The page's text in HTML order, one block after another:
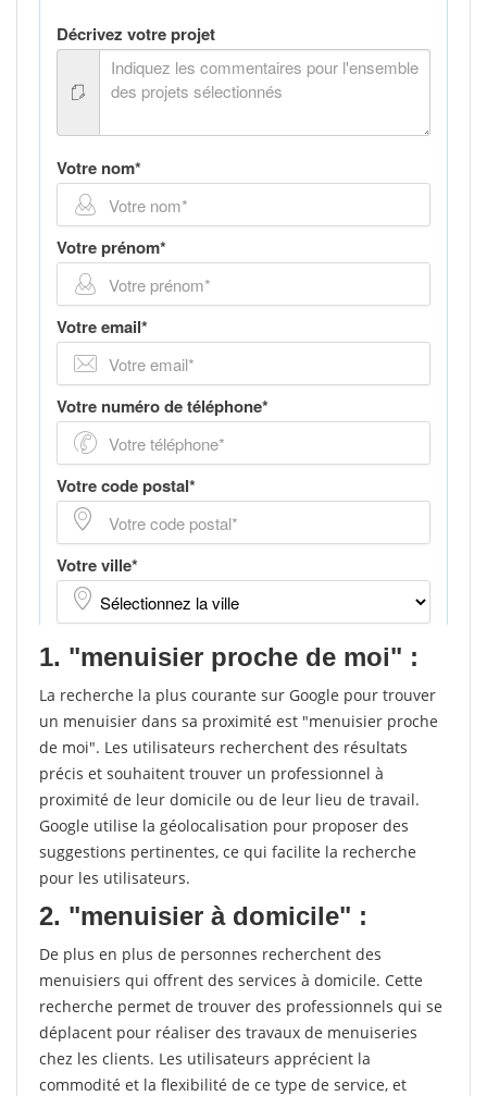
1. "menuisier proche de moi" :
La recherche la plus courante sur Google pour trouver
un menuisier dans sa proximité est "menuisier proche
de moi". Les utilisateurs recherchent des résultats
précis et souhaitent trouver un professionnel à
proximité de leur domicile ou de leur lieu de travail.
Google utilise la géolocalisation pour proposer des
suggestions pertinentes, ce qui facilite la recherche
pour les utilisateurs.
2. "menuisier à domicile" :
De plus en plus de personnes recherchent des
menuisiers qui offrent des services à domicile. Cette
recherche permet de trouver des professionnels qui se
déplacent pour réaliser des travaux de menuiseries
chez les clients. Les utilisateurs apprécient la
commodité et la flexibilité de ce type de service, et